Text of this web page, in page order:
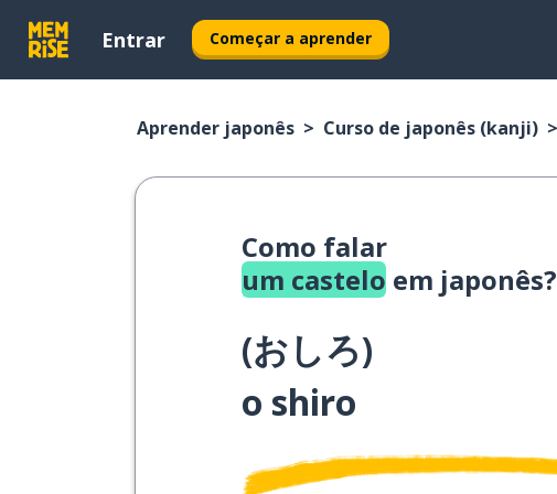
Entrar Começar a aprender
Aprender japonês Curso de japonês (kanji)
Como falar
um castelo em japonês?
(おしろ)
o shiro